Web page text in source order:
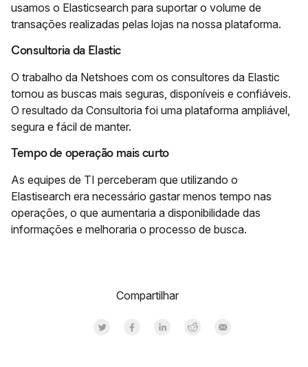
usamos o Elasticsearch para suportar o volume de
transações realizadas pelas lojas na nossa plataforma.
Consultoria da Elastic
O trabalho da Netshoes com os consultores da Elastic
tornou as buscas mais seguras, disponíveis e confiáveis.
O resultado da Consultoria foi uma plataforma ampliável,
segura e fácil de manter.
Tempo de operação mais curto
As equipes de TI perceberam que utilizando o
Elastisearch era necessário gastar menos tempo nas
operações, o que aumentaria a disponibilidade das
informações e melhoraria o processo de busca.​
Compartilhar
Share on Twitter
Share on Facebook
Share on LinkedInr
Share on Reddit
Share by Email